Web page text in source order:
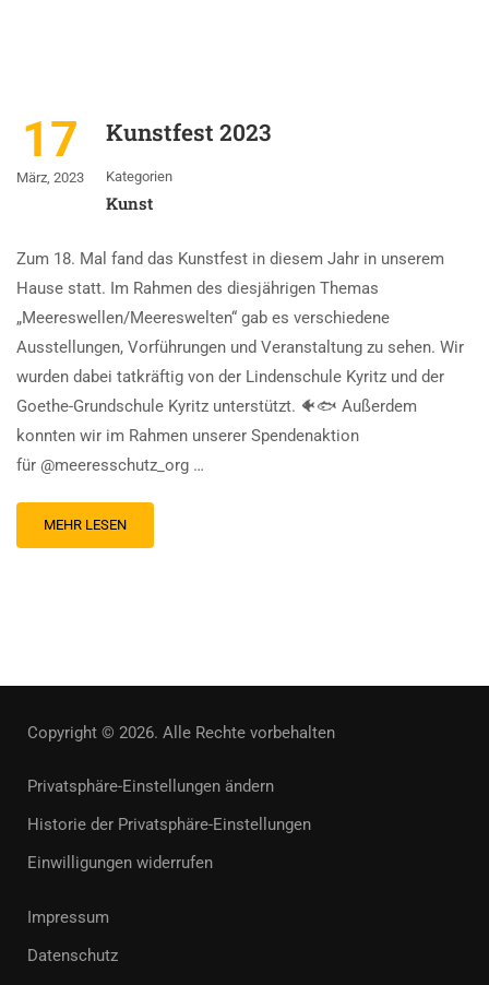
17
März, 2023
Kunstfest 2023
Kategorien
Kunst
Zum 18. Mal fand das Kunstfest in diesem Jahr in unserem
Hause statt. Im Rahmen des diesjährigen Themas
„Meereswellen/Meereswelten“ gab es verschiedene
Ausstellungen, Vorführungen und Veranstaltung zu sehen. Wir
wurden dabei tatkräftig von der Lindenschule Kyritz und der
Goethe-Grundschule Kyritz unterstützt. 🐠🐟 Außerdem
konnten wir im Rahmen unserer Spendenaktion
für @meeresschutz_org …
MEHR LESEN
Copyright © 2026. Alle Rechte vorbehalten
Privatsphäre-Einstellungen ändern
Historie der Privatsphäre-Einstellungen
Einwilligungen widerrufen
Impressum
Datenschutz